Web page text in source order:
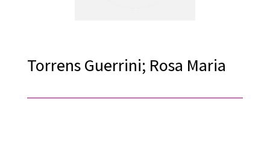
Torrens Guerrini; Rosa Maria